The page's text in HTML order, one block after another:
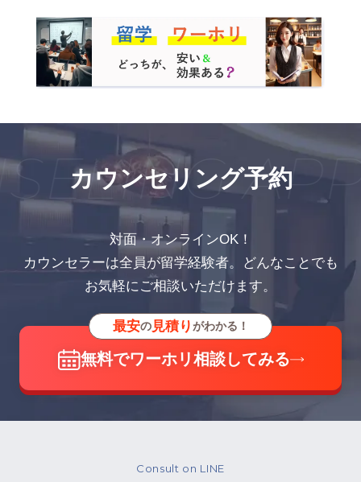
カウンセリング予約
対面・オンラインOK！
カウンセラーは全員が留学経験者。どんなことでも
お気軽にご相談いただけます。
最安の見積りがわかる！
無料でワーホリ相談してみる
Consult on LINE